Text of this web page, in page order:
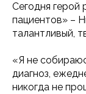
Сегодня герой
пациентов» –
талантливый,
«Я не
диагноз,
никогда не